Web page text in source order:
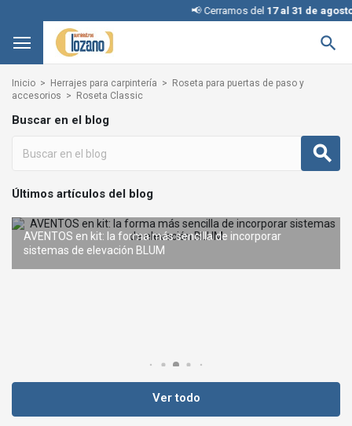
📢 Cerramos del17 al 31 de agosto,

Inicio Herrajes para carpintería
Roseta para puertas de paso y
accesorios
Roseta Classic
Buscar en el blog
Últimos artículos del blog
REVEGO de BLUM: el sistema de puertas escamoteables que
AVENTOS en kit: la forma más sencilla de incorporar
sistemas de elevación BLUM
Condena con llave: una solución inteligente y segura sin
Ver todo